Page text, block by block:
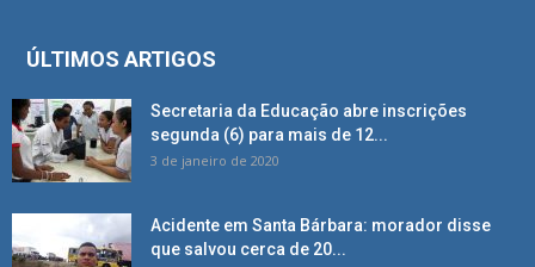
ÚLTIMOS ARTIGOS
Secretaria da Educação abre inscrições
segunda (6) para mais de 12...
3 de janeiro de 2020
Acidente em Santa Bárbara: morador disse
que salvou cerca de 20...